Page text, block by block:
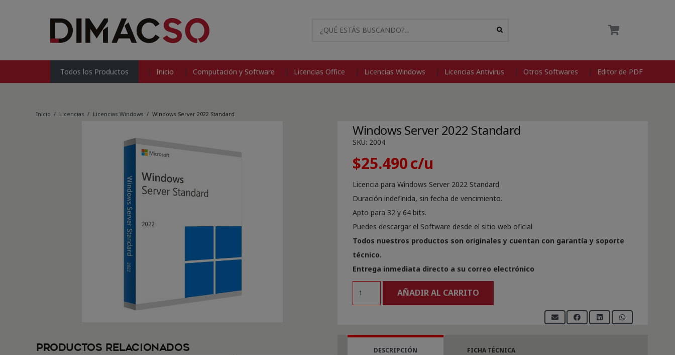
Todos los Productos Inicio Computación y Software Licencias Office Licencias Windows Licencias Antivirus Otros Softwares Editor de PDF
Inicio / Licencias / Licencias Windows / Windows Server 2022 Standard
Productos Relacionados
Windows Server 2022 Standard
SKU: 2004
$25.490
Licencia para Windows Server 2022 Standard
Duración indefinida, sin fecha de vencimiento.
Apto para 32 y 64 bits.
Puedes descargar el Software desde el sitio web oficial
Todos nuestros productos son originales y cuentan con garantía y soporte
técnico.
Entrega inmediata directo a su correo electrónico
AÑADIR AL CARRITO
DESCRIPCIÓN FICHA TÉCNICA